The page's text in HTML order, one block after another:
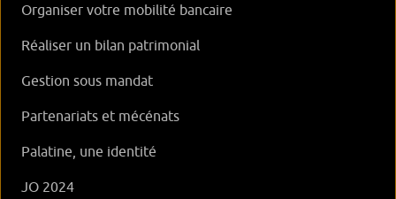
Organiser votre mobilité bancaire
Réaliser un bilan patrimonial
Gestion sous mandat
Partenariats et mécénats
Palatine, une identité
JO 2024